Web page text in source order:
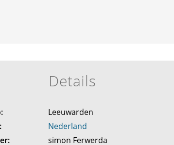
Details
Leeuwarden
Nederland
simon Ferwerda